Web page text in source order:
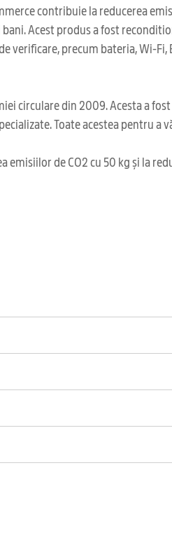
contribuie la reducerea
Acest produs a fost
precum bateria, Wi-
circulare din 2009. Acesta a
Toate acestea pentru a
de CO2 cu 50 kg și la